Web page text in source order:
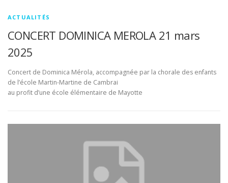
ACTUALITÉS
CONCERT DOMINICA MEROLA 21 mars
2025
Concert de Dominica Mérola, accompagnée par la chorale des enfants
de l’école Martin-Martine de Cambrai
au profit d’une école élémentaire de Mayotte